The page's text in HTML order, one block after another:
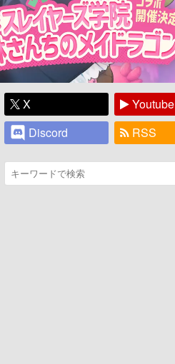
X
Youtube
Discord
RSS